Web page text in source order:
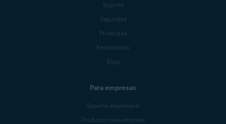
Soporte
Seguridad
Privacidad
Rendimiento
Blog
Para empresas
Soporte empresarial
Productos para empresa